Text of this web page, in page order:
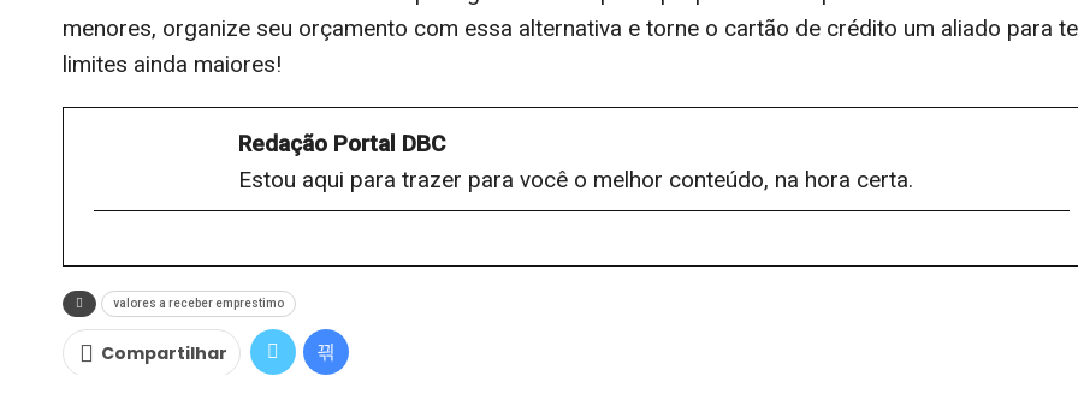
menores, organize seu orçamento com essa alternativa e torne o cartão de crédito um aliado para
limites ainda maiores!
Redação Portal DBC
Estou aqui para trazer para você o melhor conteúdo, na hora certa.
valores a receber emprestimo
Compartilhar